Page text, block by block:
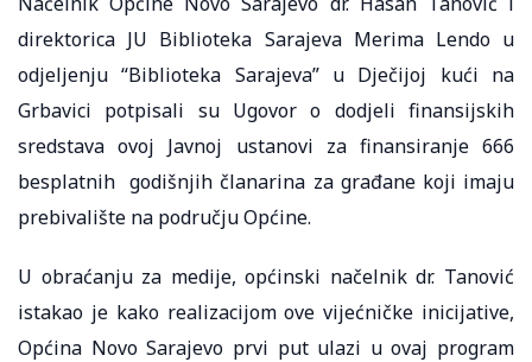
direktorica JU Biblioteka Sarajeva Merima Lendo u
odjeljenju “Biblioteka Sarajeva” u Dječijoj kući na
Grbavici potpisali su Ugovor o dodjeli finansijskih
sredstava ovoj Javnoj ustanovi za finansiranje 666
besplatnih godišnjih članarina za građane koji imaju
prebivalište na području Općine.
U obraćanju za medije, općinski načelnik dr. Tanović
istakao je kako realizacijom ove vijećničke inicijative,
Općina Novo Sarajevo prvi put ulazi u ovaj program